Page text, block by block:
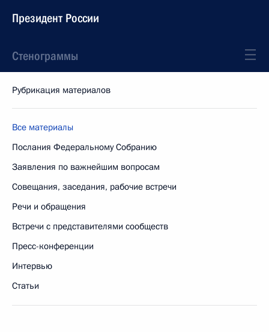
Президент России
Стенограммы
Рубрикация материалов
Все материалы
Послания Федеральному Собранию
Заявления по важнейшим вопросам
Совещания, заседания, рабочие встречи
Речи и обращения
Встречи с представителями сообществ
Пресс-конференции
Интервью
Статьи